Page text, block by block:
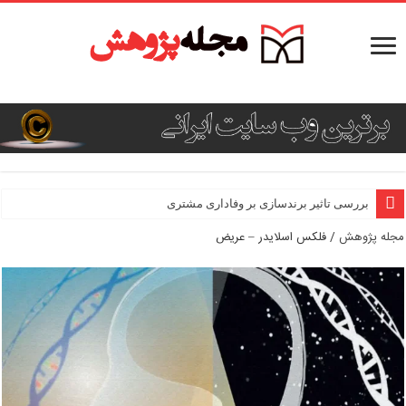
بررسی تاثیر برندسازی بر وفاداری مشتری
مجله پژوهش/فلکس اسلایدر – عریض